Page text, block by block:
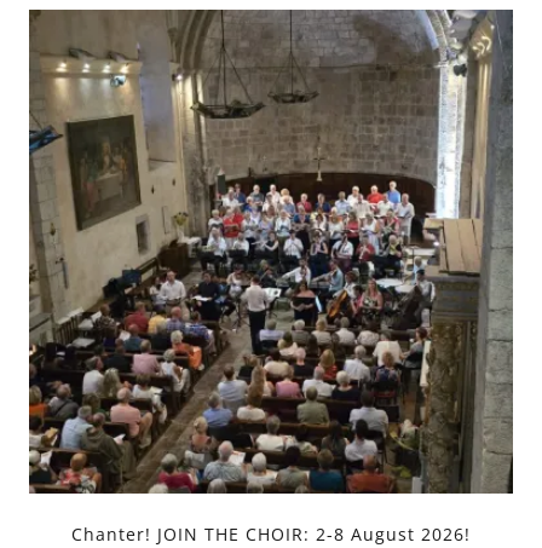
Chanter! JOIN THE CHOIR: 2-8 August 2026!